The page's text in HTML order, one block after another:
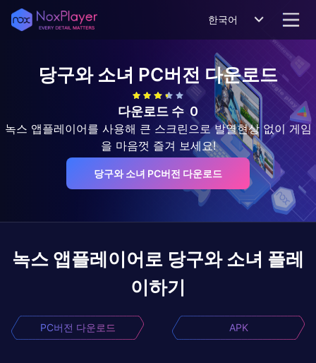
한국어
당구와 소녀 PC버전 다운로드
다운로드 수 0
녹스 앱플레이어를 사용해 큰 스크린으로 발열현상 없이 게임
을 마음껏 즐겨 보세요!
당구와 소녀 PC버전 다운로드
녹스 앱플레이어로 당구와 소녀 플레
이하기
PC버전 다운로드 APK